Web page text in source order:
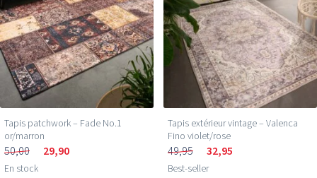
Tapis patchwork – Fade No.1
or/marron
50,00 29,90
En stock
Tapis extérieur vintage – Valenca
Fino violet/rose
49,95 32,95
Best-seller